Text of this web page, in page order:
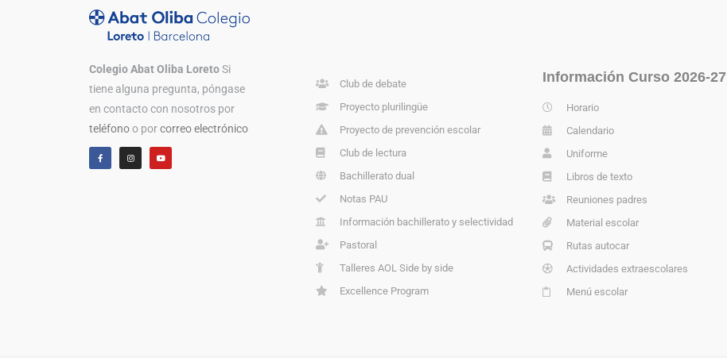
Colegio Abat Oliba LoretoSi
tiene alguna pregunta, póngase
en contacto con nosotros por
teléfonoo porcorreo electrónico
Club de debate
Proyecto plurilingüe
Proyecto de prevención escolar
Club de lectura
Bachillerato dual
Notas PAU
Información bachillerato y selectividad
Pastoral
Talleres AOL Side by side
Excellence Program
Información Curso 2026-27
Horario
Calendario
Uniforme
Libros de texto
Reuniones padres
Material escolar
Rutas autocar
Actividades extraescolares
Menú escolar